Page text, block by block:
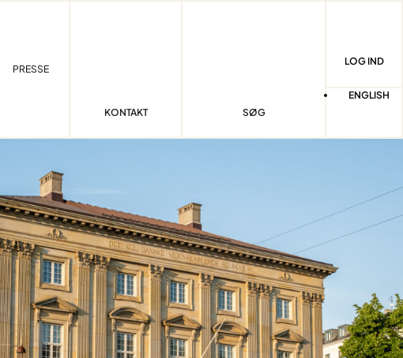
PRESSE
KONTAKT SØG
LOG IND
ENGLISH